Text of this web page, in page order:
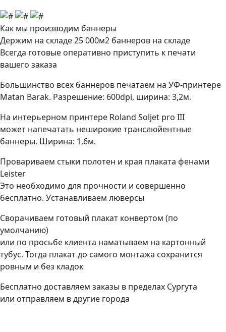
Как мы производим баннеры
Держим на складе 25 000м2 баннеров на складе
Всегда готовые оперативно приступить к печати
вашего заказа
Большинство всех баннеров печатаем на УФ-принтере
Matan Barak. Разрешение: 600dpi, ширина: 3,2м.
На интерьерном принтере Roland Soljet pro III
может напечатать неширокие транслюйентные
баннеры. Ширина: 1,6м.
Провариваем стыки полотен и края плаката фенами
Leister
Это необходимо для прочности и совершенно
бесплатно. Устанавливаем люверсы
Сворачиваем готовый плакат конвертом (по
умолчанию)
или по просьбе клиента наматываем на картонный
тубус. Тогда плакат до самого монтажа сохранится
ровным и без кладок
Бесплатно доставляем заказы в пределах Сургута
или отправляем в другие города